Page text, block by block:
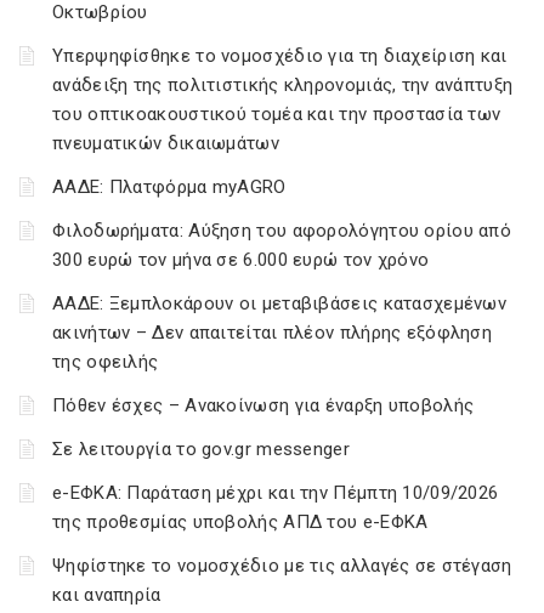
Οκτωβρίου
Υπερψηφίσθηκε το νομοσχέδιο για τη διαχείριση και
ανάδειξη της πολιτιστικής κληρονομιάς, την ανάπτυξη
του οπτικοακουστικού τομέα και την προστασία των
πνευματικών δικαιωμάτων
ΑΑΔΕ: Πλατφόρμα myAGRO
Φιλοδωρήματα: Αύξηση του αφορολόγητου ορίου από
300 ευρώ τον μήνα σε 6.000 ευρώ τον χρόνο
ΑΑΔΕ: Ξεμπλοκάρουν οι μεταβιβάσεις κατασχεμένων
ακινήτων – Δεν απαιτείται πλέον πλήρης εξόφληση
της οφειλής
Πόθεν έσχες – Ανακοίνωση για έναρξη υποβολής
Σε λειτουργία το gov.gr messenger
e-ΕΦΚΑ: Παράταση μέχρι και την Πέμπτη 10/09/2026
της προθεσμίας υποβολής ΑΠΔ του e-ΕΦΚΑ
Ψηφίστηκε το νομοσχέδιο με τις αλλαγές σε στέγαση
και αναπηρία